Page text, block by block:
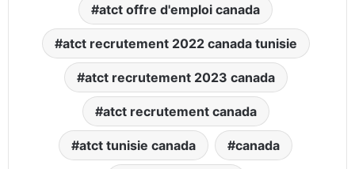
atct offre d'emploi canada
atct recrutement 2022 canada tunisie
atct recrutement 2023 canada
atct recrutement canada
atct tunisie canada canada